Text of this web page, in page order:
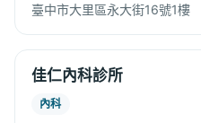
臺中市大里區永大街16號1樓
佳仁內科診所
內科